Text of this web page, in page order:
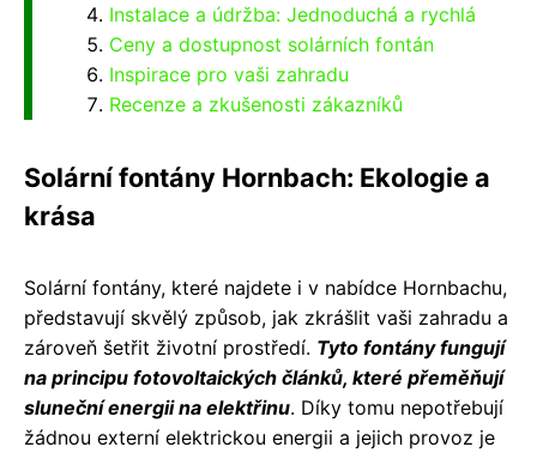
Instalace a údržba: Jednoduchá a rychlá
Ceny a dostupnost solárních fontán
Inspirace pro vaši zahradu
Recenze a zkušenosti zákazníků
Solární fontány Hornbach: Ekologie a
krása
Solární fontány, které najdete i v nabídce Hornbachu,
představují skvělý způsob, jak zkrášlit vaši zahradu a
zároveň šetřit životní prostředí. Tyto fontány fungují
na principu fotovoltaických článků, které přeměňují
sluneční energii na elektřinu. Díky tomu nepotřebují
žádnou externí elektrickou energii a jejich provoz je